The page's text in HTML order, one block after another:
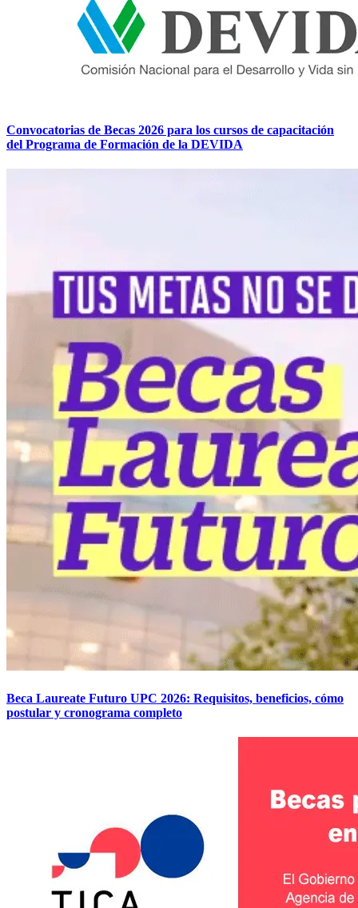
Convocatorias de Becas 2026 para los cursos de capacitación
del Programa de Formación de la DEVIDA
Beca Laureate Futuro UPC 2026: Requisitos, beneficios, cómo
postular y cronograma completo